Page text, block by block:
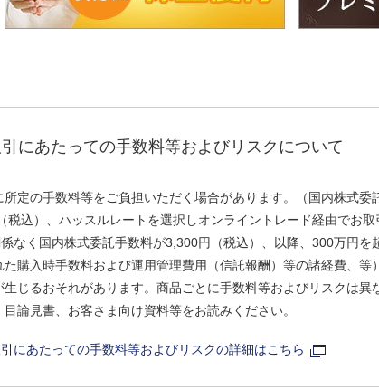
にあたっての手数料等およびリスクについて
定の手数料等をご負担いただく場合があります。（国内株式委
込）、ハッスルレートを選択しオンライントレード経由でお
なく国内株式委託手数料が3,300円（税込）、以降、300万円を
購入時手数料および運用管理費用（信託報酬）等の諸経費、等）
じるおそれがあります。商品ごとに手数料等およびリスクは異
論見書、お客さま向け資料等をお読みください。
にあたっての手数料等およびリスクの詳細はこちら